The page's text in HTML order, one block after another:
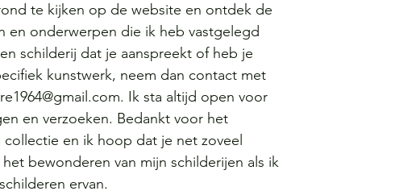
te kijken op de website en ontdek de
en onderwerpen die ik heb vastgelegd
schilderij dat je aanspreekt of heb je
kunstwerk, neem dan contact met
Ik sta altijd open voor
en verzoeken. Bedankt voor het
collectie en ik hoop dat je net zoveel
bewonderen van mijn schilderijen als ik
ervan.